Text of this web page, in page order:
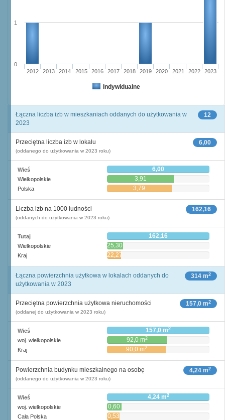
Indywidualne
2012 2013 2014 2015 2016 2017 2018 2019 2020 2021 2022 2023
0
1
12
Łączna liczba izb w mieszkaniach oddanych do użytkowania w
2023
6,00
Przeciętna liczba izb w lokalu
(oddanego do użytkowania w 2023 roku)
Wieś 6,00
Wielkopolskie 3,91
Polska 3,79
162,16
Liczba izb na 1000 ludności
(oddanych do użytkowania w 2023 roku)
Tutaj 162,16
Wielkopolskie 25,30
Kraj 22,27
314 m2
Łączna powierzchnia użytkowa w lokalach oddanych do
użytkowania w 2023
157,0 m2
Przeciętna powierzchnia użytkowa nieruchomości
(oddanej do użytkowania w 2023 roku)
Wieś 157,0 m2
woj. wielkopolskie 92,0 m2
Kraj 90,0 m2
4,24 m2
Powierzchnia budynku mieszkalnego na osobę
(oddanego do użytkowania w 2023 roku)
Wieś 4,24 m2
woj. wielkopolskie
0,60
m2
Cała Polska
0,53